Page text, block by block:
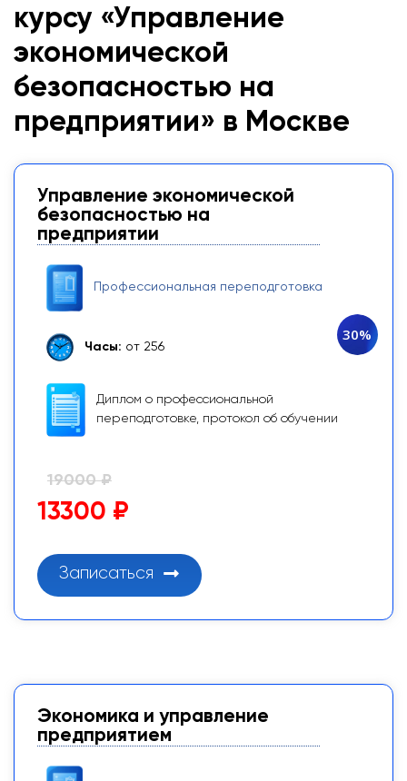
курсу «Управление
экономической
безопасностью на
предприятии» в Москве
Управление экономической
безопасностью на
предприятии
Профессиональная переподготовка
Часы: от 256
Диплом о профессиональной
переподготовке, протокол об обучении
30%
19000 ₽
13300 ₽
Записаться
Экономика и управление
предприятием